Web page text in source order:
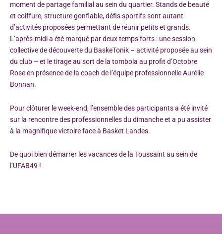
moment de partage familial au sein du quartier. Stands de beauté
et coiffure, structure gonflable, défis sportifs sont autant
d’activités proposées permettant de réunir petits et grands.
L’après-midi a été marqué par deux temps forts : une session
collective de découverte du BaskeTonik – activité proposée au sein
du club – et le tirage au sort de la tombola au profit d’Octobre
Rose en présence de la coach de l’équipe professionnelle Aurélie
Bonnan.
Pour clôturer le week-end, l’ensemble des participants a été invité
sur la rencontre des professionnelles du dimanche et a pu assister
à la magnifique victoire face à Basket Landes.
De quoi bien démarrer les vacances de la Toussaint au sein de
l’UFAB49 !